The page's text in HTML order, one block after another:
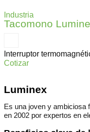
Industria
Tacomono
Interruptor
Cotizar
Luminex
Es una joven y ambiciosa
en 2002 por expertos en